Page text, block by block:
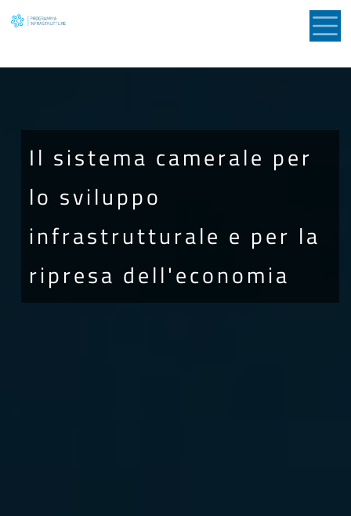
Il sistema camerale per
lo sviluppo
infrastrutturale e per la
ripresa dell'economia